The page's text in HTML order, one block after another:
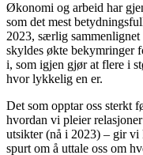
Økonomi og arbeid har
som det mest
2023, særlig
skyldes økte bekymringer
i, som igjen gjør at flere i
hvor lykkelig en er.
Det som opptar oss sterkt
hvordan vi pleier
utsikter (nå i 2023) – gir vi
spurt om å uttale oss om